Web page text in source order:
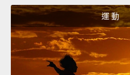
運 動